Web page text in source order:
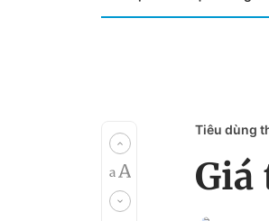
Tiêu dùng